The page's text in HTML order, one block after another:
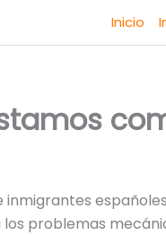
Inicio
los problemas